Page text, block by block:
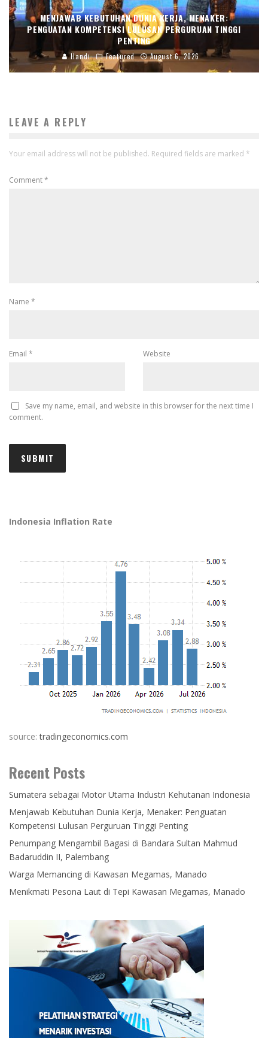
MENJAWAB KEBUTUHAN DUNIA KERJA, MENAKER:
PENGUATAN KOMPETENSI LULUSAN PERGURUAN TINGGI
PENTING
Handi Featured August 6, 2026
LEAVE A REPLY
Your email address will not be published. Required fields are marked *
Comment*
Name *
Email * Website
Save my name, email, and website in this browser for the next time I
comment.
Indonesia Inflation Rate
source:tradingeconomics.com
Recent Posts
Sumatera sebagai Motor Utama Industri Kehutanan Indonesia
Menjawab Kebutuhan Dunia Kerja, Menaker: Penguatan
Kompetensi Lulusan Perguruan Tinggi Penting
Penumpang Mengambil Bagasi di Bandara Sultan Mahmud
Badaruddin II, Palembang
Warga Memancing di Kawasan Megamas, Manado
Menikmati Pesona Laut di Tepi Kawasan Megamas, Manado